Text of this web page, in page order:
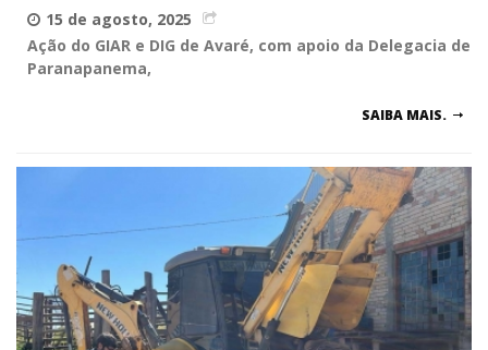
15 de agosto, 2025
Ação do GIAR e DIG de Avaré, com apoio da Delegacia de
Paranapanema,
SAIBA MAIS.